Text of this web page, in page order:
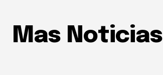
Mas Noticias